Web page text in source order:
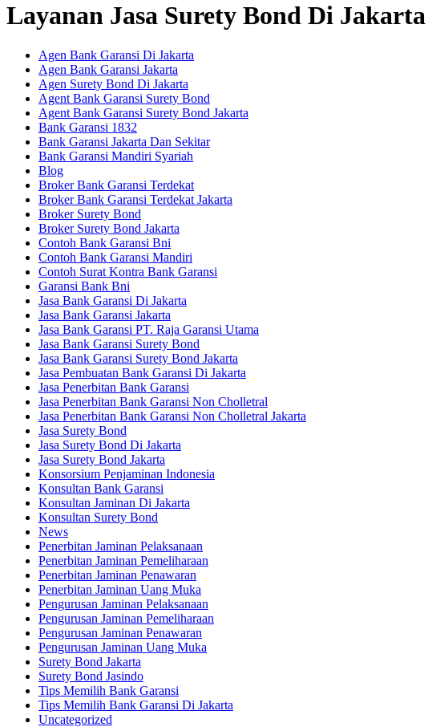
Layanan Jasa Surety Bond Di
Agen Bank Garansi Di Jakarta
Agen Bank Garansi Jakarta
Agen Surety Bond Di Jakarta
Agent Bank Garansi Surety Bond
Agent Bank Garansi Surety Bond Jakarta
Bank Garansi 1832
Bank Garansi Jakarta Dan Sekitar
Bank Garansi Mandiri Syariah
Blog
Broker Bank Garansi Terdekat
Broker Bank Garansi Terdekat Jakarta
Broker Surety Bond
Broker Surety Bond Jakarta
Contoh Bank Garansi Bni
Contoh Bank Garansi Mandiri
Contoh Surat Kontra Bank Garansi
Garansi Bank Bni
Jasa Bank Garansi Di Jakarta
Jasa Bank Garansi Jakarta
Jasa Bank Garansi PT. Raja Garansi Utama
Jasa Bank Garansi Surety Bond
Jasa Bank Garansi Surety Bond Jakarta
Jasa Pembuatan Bank Garansi Di Jakarta
Jasa Penerbitan Bank Garansi
Jasa Penerbitan Bank Garansi Non Cholletral
Jasa Penerbitan Bank Garansi Non Cholletral Jakarta
Jasa Surety Bond
Jasa Surety Bond Di Jakarta
Jasa Surety Bond Jakarta
Konsorsium Penjaminan Indonesia
Konsultan Bank Garansi
Konsultan Jaminan Di Jakarta
Konsultan Surety Bond
News
Penerbitan Jaminan Pelaksanaan
Penerbitan Jaminan Pemeliharaan
Penerbitan Jaminan Penawaran
Penerbitan Jaminan Uang Muka
Pengurusan Jaminan Pelaksanaan
Pengurusan Jaminan Pemeliharaan
Pengurusan Jaminan Penawaran
Pengurusan Jaminan Uang Muka
Surety Bond Jakarta
Surety Bond Jasindo
Tips Memilih Bank Garansi
Tips Memilih Bank Garansi Di Jakarta
Uncategorized